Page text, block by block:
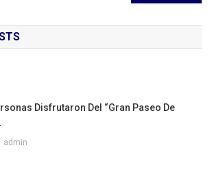
Disfrutaron Del “Gran Paseo De
admin